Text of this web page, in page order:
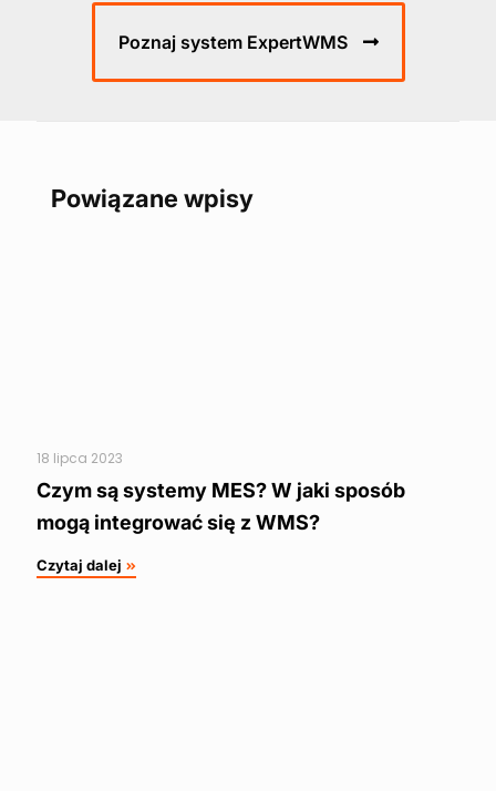
Poznaj system ExpertWMS
Powiązane wpisy
18 lipca 2023
Czym są systemy MES? W jaki sposób
mogą integrować się z WMS?
Czytaj dalej